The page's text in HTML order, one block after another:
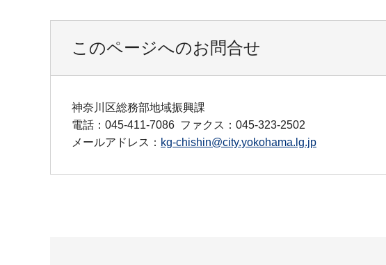
このページへのお問合せ
神奈川区総務部地域振興課
電話：045-411-7086 ファクス：045-323-2502
メールアドレス： kg-chishin@city.yokohama.lg.jp